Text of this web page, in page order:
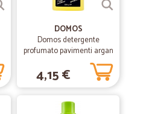
DOMOS
Domos detergente
profumato pavimenti argan
4,15 €